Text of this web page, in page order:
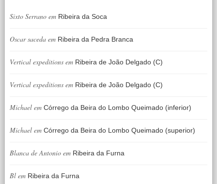
Sixto Serrano em Ribeira da Soca
Oscar saceda em Ribeira da Pedra Branca
Vertical expeditions em Ribeira de João Delgado (C)
Vertical expeditions em Ribeira de João Delgado (C)
Michael em Córrego da Beira do Lombo Queimado (inferior)
Michael em Córrego da Beira do Lombo Queimado (superior)
Blanca de Antonio em Ribeira da Furna
Bl em Ribeira da Furna